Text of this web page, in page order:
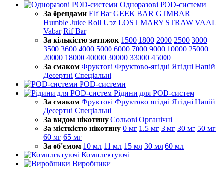
Одноразові POD-системи
За брендами Elf Bar GEEK BAR GTMBAR
Humble Juice Roll Upz LOST MARY STRAW VAAL
Vabar Rif Bar
За кількістю затяжок 1500 1800 2000 2500 3000
3500 3600 4000 5000 6000 7000 9000 10000 25000
20000 18000 40000 30000 33000 45000
За смаком Фруктові Фруктово-ягідні Ягідні Напій
Десертні Спеціальні
POD-системи
Рідини для POD-систем
За смаком Фруктові Фруктово-ягідні Ягідні Напій
Десертні Спеціальні
За видом нікотину Сольові Органічні
За місткістю нікотину 0 мг 1.5 мг 3 мг 30 мг 50 мг
60 мг 65 мг
За об'ємом 10 мл 11 мл 15 мл 30 мл 60 мл
Комплектуючі
Виробники